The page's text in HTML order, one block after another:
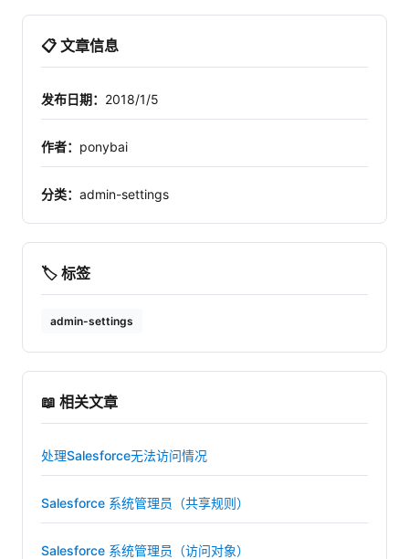
📋 文章信息
发布日期： 2018/1/5
作者： ponybai
分类： admin-settings
🏷️ 标签
admin-settings
📖 相关文章
处理Salesforce无法访问情况
Salesforce 系统管理员（共享规则）
Salesforce 系统管理员（访问对象）